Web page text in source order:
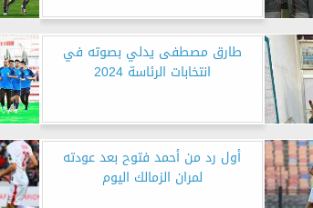
طارق مصطفى يدلي بصوته في
انتخابات الرئاسة 2024
أول رد من أحمد فتوح بعد عودته
لمران الزمالك اليوم